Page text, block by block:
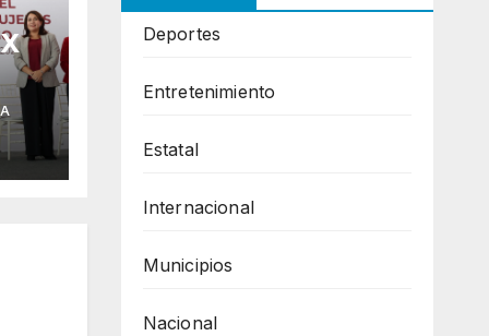
Deportes
Entretenimiento
Estatal
Internacional
Municipios
Nacional